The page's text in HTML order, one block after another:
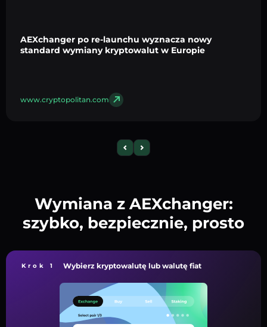
AEXchanger po re-launchu wyznacza nowy
standard wymiany kryptowalut w Europie
www.cryptopolitan.com
Wymiana z AEXchanger:
szybko, bezpiecznie, prosto
Krok 1 Wybierz kryptowalutę lub walutę fiat